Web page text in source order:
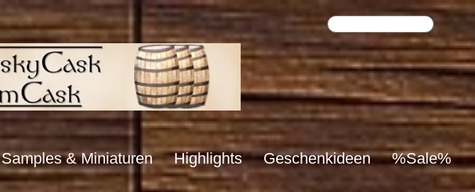
Samples & Miniaturen Highlights Geschenkideen %Sale%